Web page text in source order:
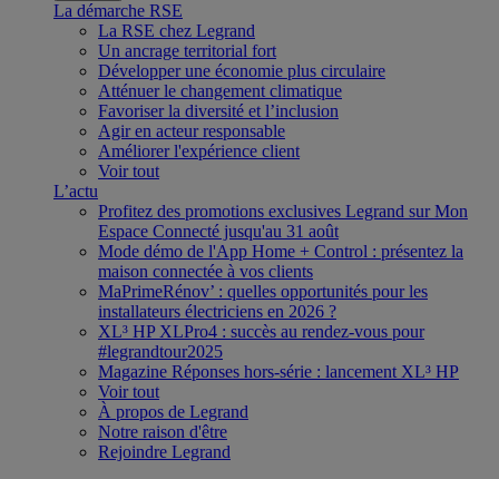
La démarche RSE
La RSE chez Legrand
Un ancrage territorial fort
Développer une économie plus circulaire
Atténuer le changement climatique
Favoriser la diversité et l’inclusion
Agir en acteur responsable
Améliorer l'expérience client
Voir tout
L’actu
Profitez des promotions exclusives Legrand sur Mon
Espace Connecté jusqu'au 31 août
Mode démo de l'App Home + Control : présentez la
maison connectée à vos clients
MaPrimeRénov’ : quelles opportunités pour les
installateurs électriciens en 2026 ?
XL³ HP XLPro4 : succès au rendez-vous pour
#legrandtour2025
Magazine Réponses hors-série : lancement XL³ HP
Voir tout
À propos de Legrand
Notre raison d'être
Rejoindre Legrand